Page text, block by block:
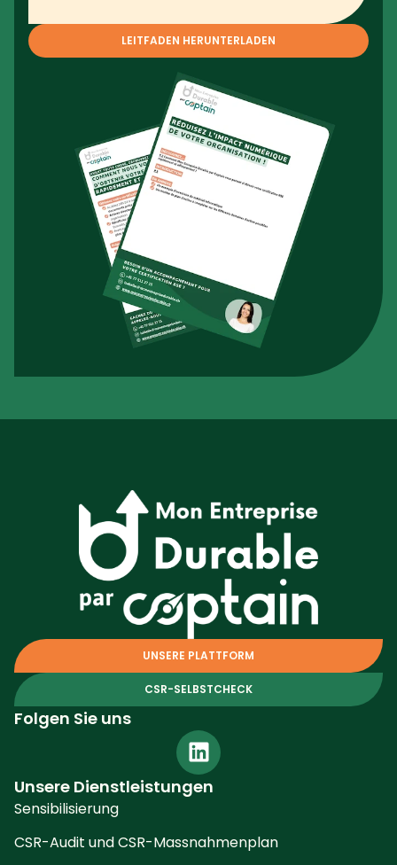
LEITFADEN HERUNTERLADEN
UNSERE PLATTFORM
CSR-SELBSTCHECK
Folgen Sie uns
Unsere Dienstleistungen
Sensibilisierung
CSR-Audit und CSR-Massnahmenplan